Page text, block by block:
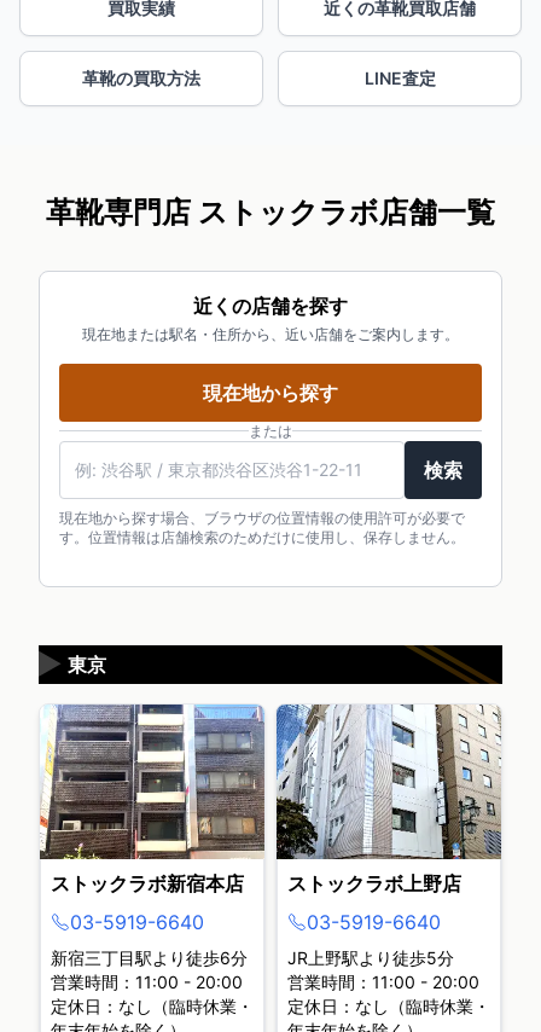
買取実績 近くの革靴買取店舗
革靴の買取方法 LINE査定
革靴専門店 ストックラボ店舗一覧
近くの店舗を探す
現在地または駅名・住所から、近い店舗をご案内します。
現在地から探す
または
検索
現在地から探す場合、ブラウザの位置情報の使用許可が必要で
す。位置情報は店舗検索のためだけに使用し、保存しません。
東京
▶
ストックラボ新宿本店
03-5919-6640
新宿三丁目駅より徒歩6分
営業時間：11:00 - 20:00
定休日：なし（臨時休業・
ストックラボ上野店
03-5919-6640
JR上野駅より徒歩5分
営業時間：11:00 - 20:00
定休日：なし（臨時休業・